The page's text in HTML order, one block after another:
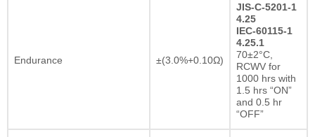
Endurance ±(3.0%+0.10Ω)
JIS-C-5201-1
4.25
IEC-60115-1
4.25.1
70±2°C,
RCWV for
1000 hrs with
1.5 hrs “ON”
and 0.5 hr
“OFF”